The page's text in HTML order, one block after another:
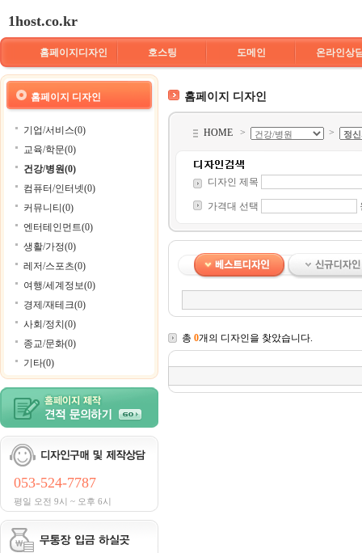
1host.co.kr
홈페이지디자인 호스팅 도메인 온라인상
홈페이지 디자인
기업/서비스(0)
교육/학문(0)
건강/병원(0)
컴퓨터/인터넷(0)
커뮤니티(0)
엔터테인먼트(0)
생활/가정(0)
레저/스포츠(0)
여행/세계정보(0)
경제/재테크(0)
사회/정치(0)
종교/문화(0)
기타(0)
053-524-7787
평일 오전 9시 ~ 오후 6시
홈페이지 디자인
HOME > >
디자인 제목
가격대 선택
총 0개의 디자인을 찾았습니다.